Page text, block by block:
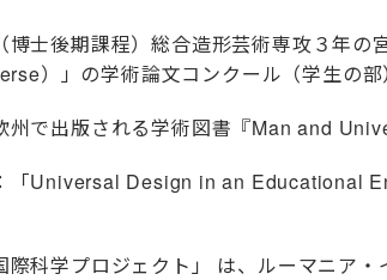
博士後期課程）総合造形芸術専攻３年
）」の学術論文コンクール（学生の部
州で出版される学術図書『Man and
「Universal Design in an Educational
際科学プロジェクト」 は、ルーマニア